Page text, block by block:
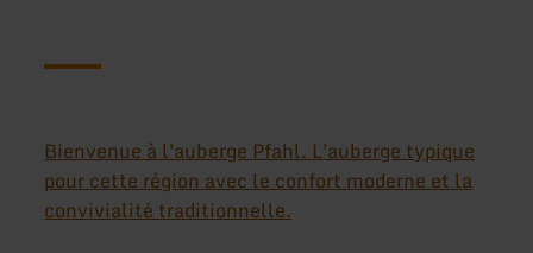
Bienvenue à l'auberge Pfahl. L'auberge typique
pour cette région avec le confort moderne et la
convivialité traditionnelle.